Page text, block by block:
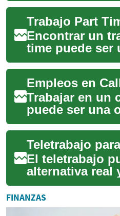
pasando de
de nicho a una
Encontrar un
time puede ser
forma de
formación y
esp...
Trabajar en un
puede ser una
y con
crecimiento
personas.
El teletrabajo
alternativa real
para personas
buscan
ocupació...
FINANZAS